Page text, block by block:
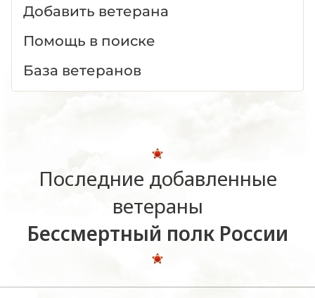
Добавить ветерана
Помощь в поиске
База ветеранов
Последние добавленные
ветераны
Бессмертный полк России